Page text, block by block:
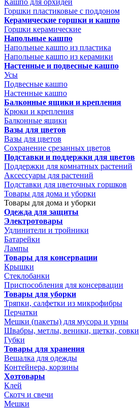
Кашпо для орхидей
Горшки пластиковые с поддоном
Керамические горшки и кашпо
Горшки керамические
Напольные кашпо
Напольные кашпо из пластика
Напольные кашпо из керамики
Настенные и подвесные кашпо
Усы
Подвесные кашпо
Настенные кашпо
Балконные ящики и крепления
Крюки и крепления
Балконные ящики
Вазы для цветов
Вазы для цветов
Сохранение срезанных цветов
Подставки и поддержки для цветов
Поддержки для комнатных растений
Аксессуары для растений
Подставки для цветочных горшков
Товары для дома и уборки
Товары для дома и уборки
Одежда для защиты
Электротовары
Удлинители и тройники
Батарейки
Лампы
Товары для консервации
Крышки
Стеклобанки
Приспособления для консервации
Товары для уборки
Тряпки, салфетки из микрофибры
Перчатки
Мешки (пакеты) для мусора и урны
Швабры, метлы, веники, щетки, совки
Губки
Товары для хранения
Вешалка для одежды
Контейнера, корзины
Хозтовары
Клей
Скотч и свечи
Мешки